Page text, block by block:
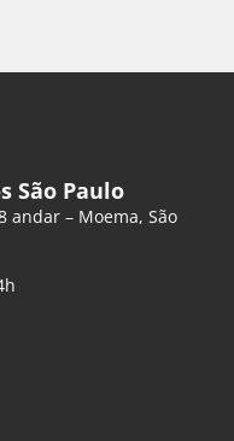
São Paulo
andar – Moema, São